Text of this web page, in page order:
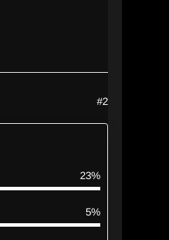
#2
23%
5%